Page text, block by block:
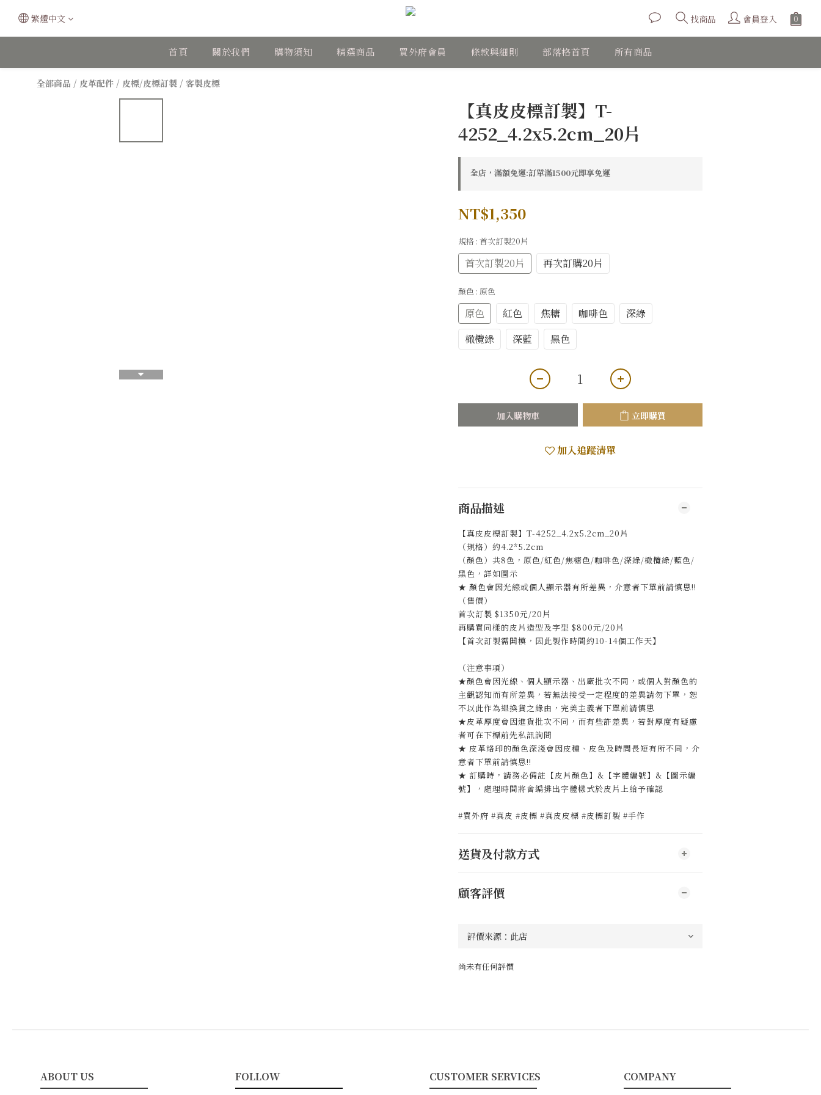
繁體中文 找商品 會員登入
首頁 關於我們 購物須知 精選商品 買外府會員 條款與細則 部落格首頁 所有商品
全部商品 / 皮革配件 / 皮標/皮標訂製 / 客製皮標
【真皮皮標訂製】T-
4252_4.2x5.2cm_20片
全店，滿額免運:訂單滿1500元即享免運
NT$1,350
規格 : 首次訂製20片
首次訂製20片 再次訂購20片
顏色 : 原色
原色 紅色 焦糖 咖啡色
深綠
橄欖綠
深藍 黑色
加入購物車 立即購買
加入追蹤清單
商品描述
【真皮皮標訂製】T-4252_4.2x5.2cm_20片
（規格）約4.2*5.2cm
（顏色）共8色，原色/紅色/焦糖色/咖啡色/深綠/橄欖綠/藍色/
黑色，詳如圖示
★ 顏色會因光線或個人顯示器有所差異，介意者下單前請慎思!!
（售價）
首次訂製 $1350元/20片
再購買同樣的皮片造型及字型 $800元/20片
【首次訂製需開模，因此製作時間約10-14個工作天】
（注意事項）
★顏色會因光線、個人顯示器、出廠批次不同，或個人對顏色的
主觀認知而有所差異，若無法接受一定程度的差異請勿下單，恕
不以此作為退換貨之緣由，完美主義者下單前請慎思
★皮革厚度會因進貨批次不同，而有些許差異，若對厚度有疑慮
者可在下標前先私訊詢問
★ 皮革烙印的顏色深淺會因皮種、皮色及時間長短有所不同，介
意者下單前請慎思!!
★ 訂購時，請務必備註【皮片顏色】&【字體編號】&【圖示編
號】，處理時間將會編排出字體樣式於皮片上給予確認
#買外府 #真皮 #皮標 #真皮皮標 #皮標訂製 #手作
送貨及付款方式
顧客評價
尚未有任何評價
ABOUT US
━━━━━━━━━━━
FOLLOW
━━━━━━━━━━━
CUSTOMER SERVICES
━━━━━━━━━━━
COMPANY
━━━━━━━━━━━